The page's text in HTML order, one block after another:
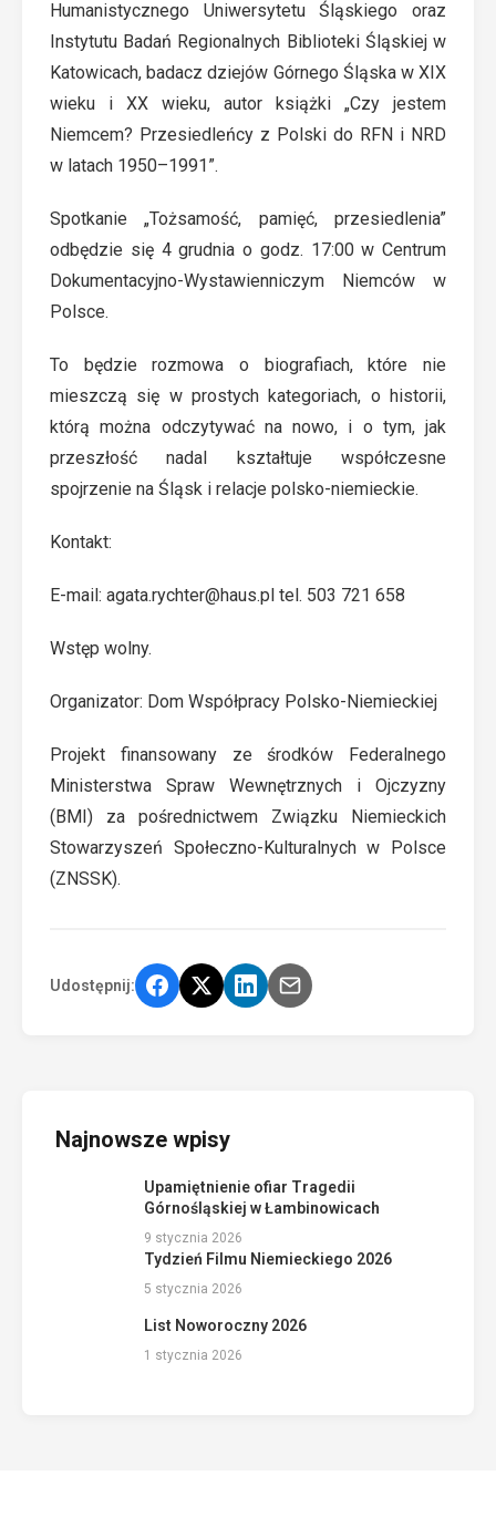
Humanistycznego Uniwersytetu Śląskiego oraz
Instytutu Badań Regionalnych Biblioteki Śląskiej w
Katowicach, badacz dziejów Górnego Śląska w XIX
wieku i XX wieku, autor książki „Czy jestem
Niemcem? Przesiedleńcy z Polski do RFN i NRD
w latach 1950–1991”.
Spotkanie „Tożsamość, pamięć, przesiedlenia”
odbędzie się 4 grudnia o godz. 17:00 w Centrum
Dokumentacyjno-Wystawienniczym Niemców w
Polsce.
To będzie rozmowa o biografiach, które nie
mieszczą się w prostych kategoriach, o historii,
którą można odczytywać na nowo, i o tym, jak
przeszłość nadal kształtuje współczesne
spojrzenie na Śląsk i relacje polsko-niemieckie.
Kontakt:
E-mail: agata.rychter@haus.pl tel. 503 721 658
Wstęp wolny.
Organizator: Dom Współpracy Polsko-Niemieckiej
Projekt finansowany ze środków Federalnego
Ministerstwa Spraw Wewnętrznych i Ojczyzny
(BMI) za pośrednictwem Związku Niemieckich
Stowarzyszeń Społeczno-Kulturalnych w Polsce
(ZNSSK).
Udostępnij:
Najnowsze wpisy
Upamiętnienie ofiar Tragedii
Górnośląskiej w Łambinowicach
9 stycznia 2026
Tydzień Filmu Niemieckiego 2026
5 stycznia 2026
List Noworoczny 2026
1 stycznia 2026